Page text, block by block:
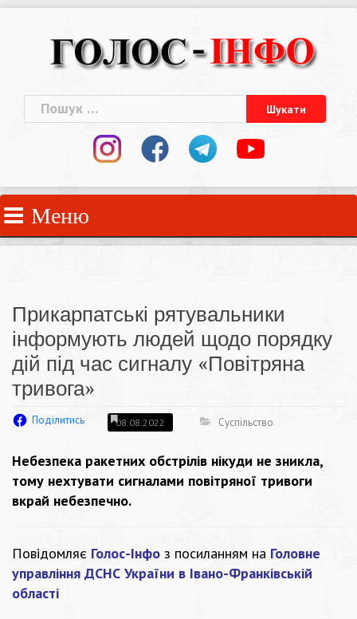
Пошук:
Меню
Прикарпатські рятувальники
інформують людей щодо порядку
дій під час сигналу «Повітряна
тривога»
Поділитись 08.08.2022 Суспільство
Небезпека ракетних обстрілів нікуди не зникла,
тому нехтувати сигналами повітряної тривоги
вкрай небезпечно.
Повідомляє Голос-Інфо з посиланням на Головне
управління ДСНС України в Івано-Франківській
області